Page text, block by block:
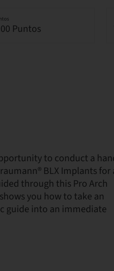
Puntos
to conduct a
BLX Implants for
through this Pro Arch
you how to take an
guide into an immediate